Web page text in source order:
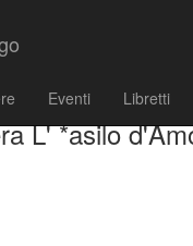
Eventi Libretti
L' *asilo